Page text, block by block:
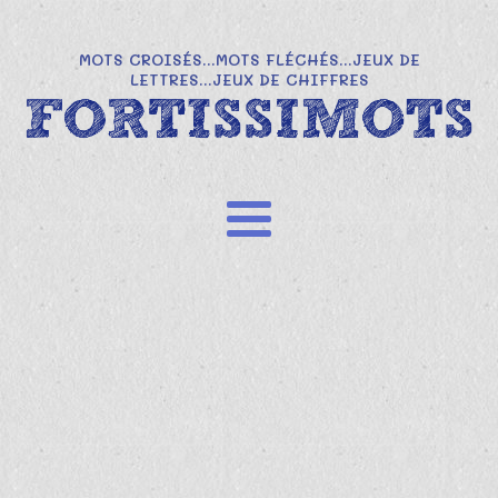
MOTS CROISÉS...MOTS FLÉCHÉS...JEUX DE
LETTRES...JEUX DE CHIFFRES